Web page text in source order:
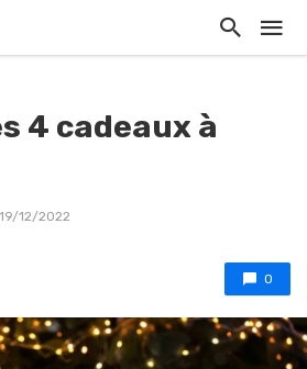
4 cadeaux à
19/12/2022
0